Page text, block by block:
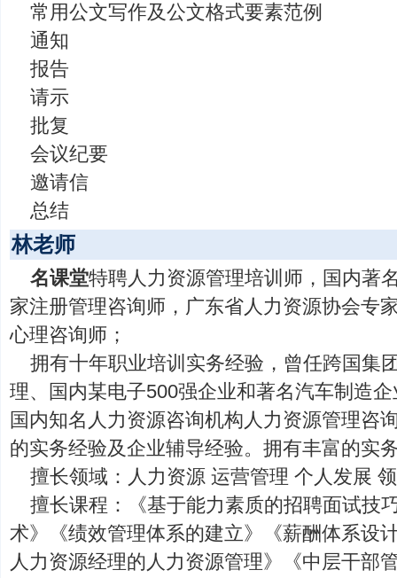
常用公文写作及公文格式要素范例
通知
报告
请示
批复
会议纪要
邀请信
总结
林老师
名课堂特聘人力资源管理培训师，国内著
家注册管理咨询师，广东省人力资源协会专
心理咨询师；
拥有十年职业培训实务经验，曾任跨国集
理、国内某电子500强企业和著名汽车制造
国内知名人力资源咨询机构人力资源管理咨
的实务经验及企业辅导经验。拥有丰富的实
擅长领域：人力资源 运营管理 个人发展
擅长课程：《基于能力素质的招聘面试技
术》《绩效管理体系的建立》《薪酬体系设
人力资源经理的人力资源管理》《中层干部